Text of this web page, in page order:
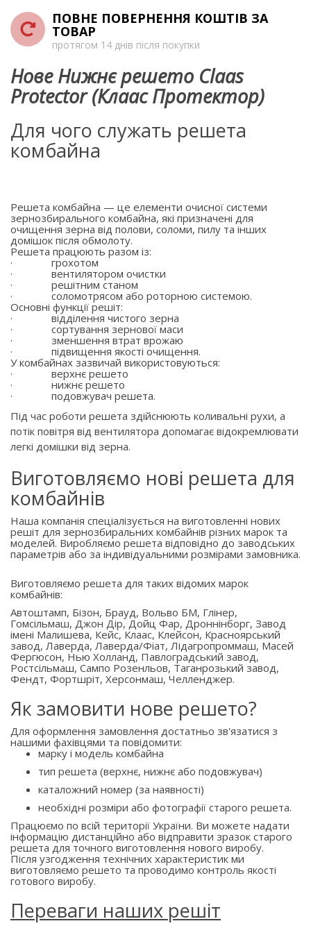
ПОВНЕ ПОВЕРНЕННЯ КОШТІВ ЗА
ТОВАР
протягом 14 днів після покупки
Нове Нижнє решето Claas
Protector (Клаас Протектор)
Для чого служать решета
комбайна
Решета комбайна — це елементи очисної системи
зернозбирального комбайна, які призначені для
очищення зерна від полови, соломи, пилу та інших
домішок після обмолоту.
Решета працюють разом із:
·
грохотом
·
вентилятором очистки
·
решітним станом
·
соломотрясом або роторною системою.
Основні функції решіт:
·
відділення чистого зерна
·
сортування зернової маси
·
зменшення втрат врожаю
·
підвищення якості очищення.
У комбайнах зазвичай використовуються:
·
верхнє решето
·
нижнє решето
·
подовжувач решета.
Під час роботи решета здійснюють коливальні рухи, а
потік повітря від вентилятора допомагає відокремлювати
легкі домішки від зерна.
Виготовляємо нові решета для
комбайнів
Наша компанія спеціалізується на виготовленні нових
решіт для зернозбиральних комбайнів різних марок та
моделей. Виробляємо решета відповідно до заводських
параметрів або за індивідуальними розмірами замовника.
Виготовляємо решета для таких відомих марок
комбайнів:
Автоштамп, Бізон, Брауд, Вольво БМ, Глінер,
Гомсільмаш, Джон Дір, Дойц Фар, Дроннінборг, Завод
імені Малишева, Кейс, Клаас, Клейсон, Красноярський
завод, Лаверда, Лаверда/Фіат, Лідагропроммаш, Масей
Фергюсон, Нью Холланд, Павлоградський завод,
Ростсільмаш, Сампо Розенльов, Таганрозький завод,
Фендт, Фортшріт, Херсонмаш, Челленджер.
Як замовити нове решето?
Для оформлення замовлення достатньо зв'язатися з
нашими фахівцями та повідомити:
марку і модель комбайна
тип решета (верхнє, нижнє або подовжувач)
каталожний номер (за наявності)
необхідні розміри або фотографії старого решета.
Працюємо по всій території України. Ви можете надати
інформацію дистанційно або відправити зразок старого
решета для точного виготовлення нового виробу.
Після узгодження технічних характеристик ми
виготовляємо решето та проводимо контроль якості
готового виробу.
Переваги наших решіт